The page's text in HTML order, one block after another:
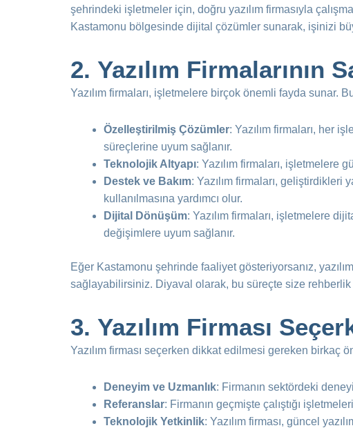
şehrindeki işletmeler için, doğru yazılım firmasıyla
Kastamonu bölgesinde dijital çözümler sunarak, işinizi
2. Yazılım Firmalarının
Yazılım firmaları, işletmelere birçok önemli fayda sunar.
Özelleştirilmiş Çözümler: Yazılım firmaları, her
süreçlerine uyum sağlanır.
Teknolojik Altyapı: Yazılım firmaları, işletmelere
Destek ve Bakım: Yazılım firmaları, geliştirdikleri
kullanılmasına yardımcı olur.
Dijital Dönüşüm: Yazılım firmaları, işletmelere
değişimlere uyum sağlanır.
Eğer Kastamonu şehrinde faaliyet gösteriyorsanız,
sağlayabilirsiniz. Diyaval olarak, bu süreçte size rehberlik
3. Yazılım Firması
Yazılım firması seçerken dikkat edilmesi gereken birkaç
Deneyim ve Uzmanlık: Firmanın sektördeki
Referanslar: Firmanın geçmişte çalıştığı
Teknolojik Yetkinlik: Yazılım firması, güncel